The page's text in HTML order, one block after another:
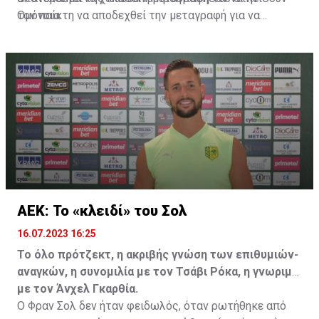
Ομόνοια.
τον παίκτη να αποδεχθεί την μεταγραφή για να
μετακίνησή του, αλλά ο παίκτης αρνήθηκε και επέμεινε
να λύσει το συμβόλαιό του, ώστε να μετακομίσει
ελεύθερα σε οποιαδήποτε νέα ομάδα το τρέχον
καλοκαίρι.
ΑΕΚ: Το «κλειδί» του Σολ
16.07.2023 16:25
Το όλο πρότζεκτ, η ακριβής γνώση των επιθυμιών-
αναγκών, η συνομιλία με τον Τσάβι Ρόκα, η γνωριμία
με τον Άνχελ Γκαρθία.
Ο Φραν Σολ δεν ήταν φειδωλός, όταν ρωτήθηκε από